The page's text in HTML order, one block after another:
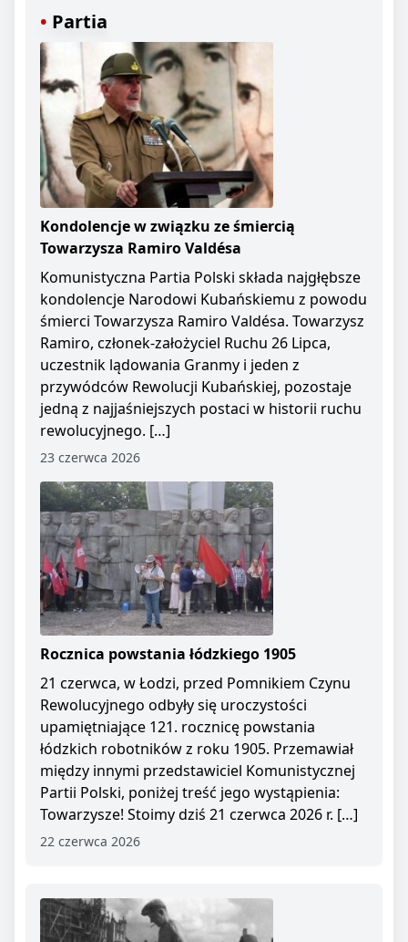
Partia
Kondolencje w związku ze śmiercią
Towarzysza Ramiro Valdésa
Komunistyczna Partia Polski składa najgłębsze
kondolencje Narodowi Kubańskiemu z powodu
śmierci Towarzysza Ramiro Valdésa. Towarzysz
Ramiro, członek-założyciel Ruchu 26 Lipca,
uczestnik lądowania Granmy i jeden z
przywódców Rewolucji Kubańskiej, pozostaje
jedną z najjaśniejszych postaci w historii ruchu
rewolucyjnego. […]
23 czerwca 2026
Rocznica powstania łódzkiego 1905
21 czerwca, w Łodzi, przed Pomnikiem Czynu
Rewolucyjnego odbyły się uroczystości
upamiętniające 121. rocznicę powstania
łódzkich robotników z roku 1905. Przemawiał
między innymi przedstawiciel Komunistycznej
Partii Polski, poniżej treść jego wystąpienia:
Towarzysze! Stoimy dziś 21 czerwca 2026 r. […]
22 czerwca 2026